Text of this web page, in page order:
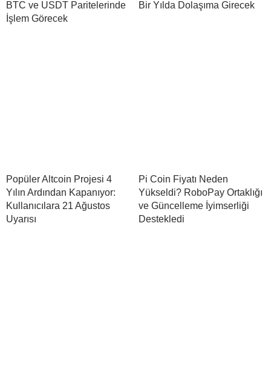
BTC ve USDT Paritelerinde
İşlem Görecek
Bir Yılda Dolaşıma Girecek
Popüler Altcoin Projesi 4
Yılın Ardından Kapanıyor:
Kullanıcılara 21 Ağustos
Uyarısı
Pi Coin Fiyatı Neden
Yükseldi? RoboPay Ortaklığı
ve Güncelleme İyimserliği
Destekledi